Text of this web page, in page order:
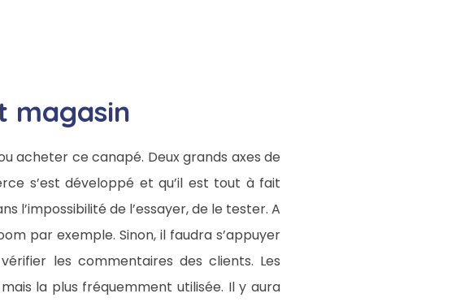
magasin
acheter ce canapé. Deux grands axes de
s’est développé et qu’il est tout à fait
l’impossibilité de l’essayer, de le tester. A
par exemple. Sinon, il faudra s’appuyer
les commentaires des clients. Les
la plus fréquemment utilisée. Il y aura